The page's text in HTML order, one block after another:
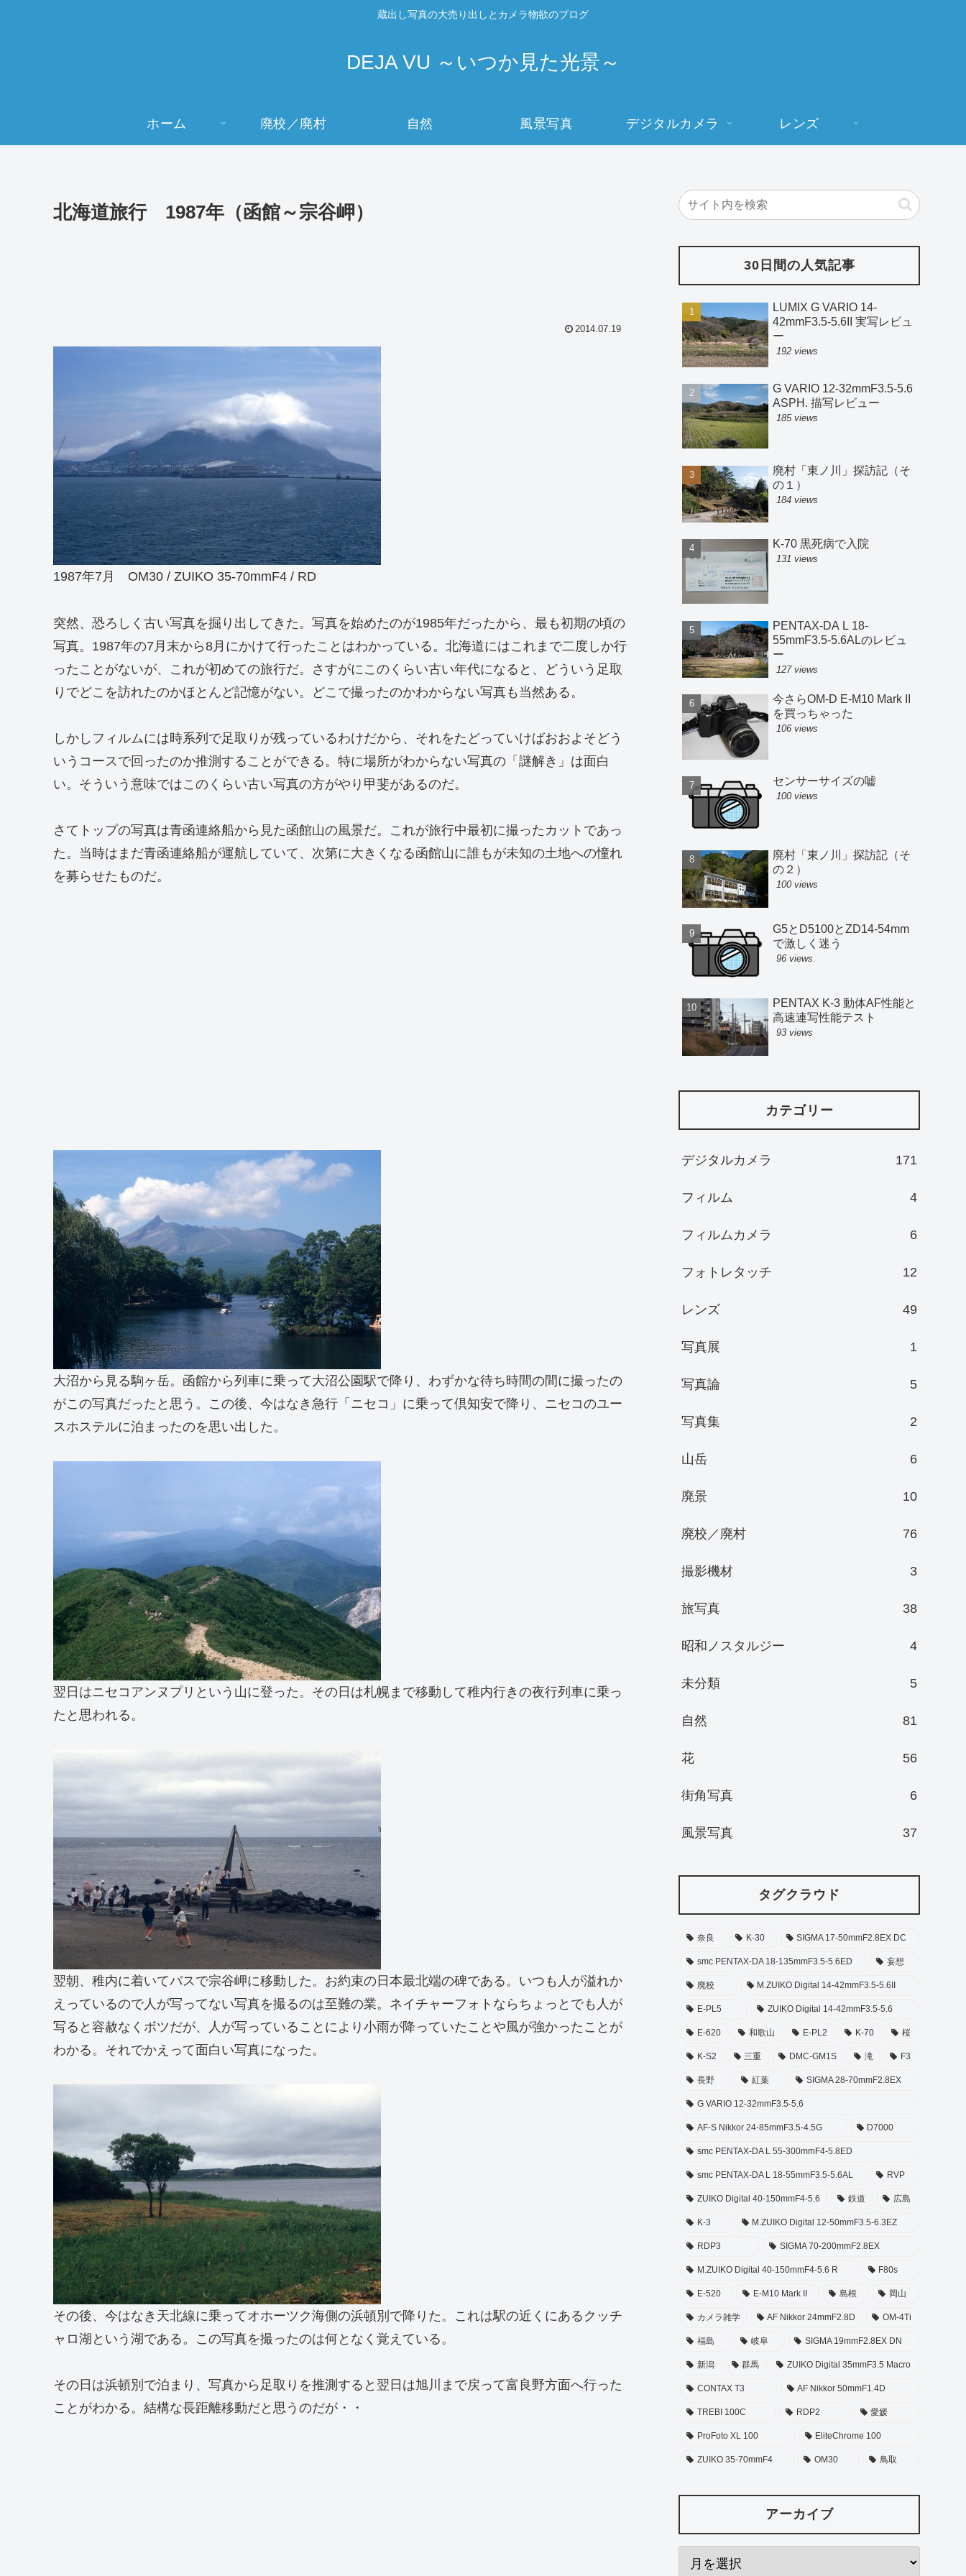
蔵出し写真の大売り出しとカメラ物欲のブログ
DEJA VU ～いつか見た光景～
ホーム 廃校／廃村 自然 風景写真 デジタルカメラ レンズ
北海道旅行 1987年（函館～宗谷岬）
2014.07.19
1987年7月 OM30 / ZUIKO 35-70mmF4 / RD
突然、恐ろしく古い写真を掘り出してきた。写真を始めたのが1985年だったから、最も初期の頃の
写真。1987年の7月末から8月にかけて行ったことはわかっている。北海道にはこれまで二度しか行
ったことがないが、これが初めての旅行だ。さすがにこのくらい古い年代になると、どういう足取
りでどこを訪れたのかほとんど記憶がない。どこで撮ったのかわからない写真も当然ある。
しかしフィルムには時系列で足取りが残っているわけだから、それをたどっていけばおおよそどう
いうコースで回ったのか推測することができる。特に場所がわからない写真の「謎解き」は面白
い。そういう意味ではこのくらい古い写真の方がやり甲斐があるのだ。
さてトップの写真は青函連絡船から見た函館山の風景だ。これが旅行中最初に撮ったカットであっ
た。当時はまだ青函連絡船が運航していて、次第に大きくなる函館山に誰もが未知の土地への憧れ
を募らせたものだ。
大沼から見る駒ヶ岳。函館から列車に乗って大沼公園駅で降り、わずかな待ち時間の間に撮ったの
がこの写真だったと思う。この後、今はなき急行「ニセコ」に乗って倶知安で降り、ニセコのユー
スホステルに泊まったのを思い出した。
翌日はニセコアンヌプリという山に登った。その日は札幌まで移動して稚内行きの夜行列車に乗っ
たと思われる。
翌朝、稚内に着いてバスで宗谷岬に移動した。お約束の日本最北端の碑である。いつも人が溢れか
えっているので人が写ってない写真を撮るのは至難の業。ネイチャーフォトならちょっとでも人が
写ると容赦なくボツだが、人が写っていることにより小雨が降っていたことや風が強かったことが
わかる。それでかえって面白い写真になった。
その後、今はなき天北線に乗ってオホーツク海側の浜頓別で降りた。これは駅の近くにあるクッチ
ャロ湖という湖である。この写真を撮ったのは何となく覚えている。
その日は浜頓別で泊まり、写真から足取りを推測すると翌日は旭川まで戻って富良野方面へ行った
ことがわかる。結構な長距離移動だと思うのだが・・
30日間の人気記事
LUMIX G VARIO 14-
42mmF3.5-5.6II 実写レビュ
ー
192 views
G VARIO 12-32mmF3.5-5.6
ASPH. 描写レビュー
185 views
廃村「東ノ川」探訪記（そ
の１）
184 views
K-70 黒死病で入院
131 views
PENTAX-DA L 18-
55mmF3.5-5.6ALのレビュ
ー
127 views
今さらOM-D E-M10 Mark II
を買っちゃった
106 views
センサーサイズの嘘
100 views
廃村「東ノ川」探訪記（そ
の２）
100 views
G5とD5100とZD14-54mm
で激しく迷う
96 views
PENTAX K-3 動体AF性能と
高速連写性能テスト
93 views
カテゴリー
デジタルカメラ 171
フィルム 4
フィルムカメラ 6
フォトレタッチ 12
レンズ 49
写真展 1
写真論 5
写真集 2
山岳 6
廃景 10
廃校／廃村 76
撮影機材 3
旅写真 38
昭和ノスタルジー 4
未分類 5
自然 81
花 56
街角写真 6
風景写真 37
タグクラウド
奈良 K-30 SIGMA 17-50mmF2.8EX DC
smc PENTAX-DA 18-135mmF3.5-5.6ED 妄想
廃校 M.ZUIKO Digital 14-42mmF3.5-5.6II
E-PL5 ZUIKO Digital 14-42mmF3.5-5.6
E-620 和歌山 E-PL2 K-70 桜
K-S2 三重 DMC-GM1S 滝 F3
長野 紅葉 SIGMA 28-70mmF2.8EX
G VARIO 12-32mmF3.5-5.6
AF-S Nikkor 24-85mmF3.5-4.5G D7000
smc PENTAX-DA L 55-300mmF4-5.8ED
smc PENTAX-DA L 18-55mmF3.5-5.6AL RVP
ZUIKO Digital 40-150mmF4-5.6 鉄道 広島
K-3 M.ZUIKO Digital 12-50mmF3.5-6.3EZ
RDP3 SIGMA 70-200mmF2.8EX
M.ZUIKO Digital 40-150mmF4-5.6 R F80s
E-520 E-M10 Mark II 島根 岡山
カメラ雑学 AF Nikkor 24mmF2.8D OM-4Ti
福島 岐阜 SIGMA 19mmF2.8EX DN
新潟 群馬 ZUIKO Digital 35mmF3.5 Macro
CONTAX T3 AF Nikkor 50mmF1.4D
TREBI 100C RDP2 愛媛
ProFoto XL 100 EliteChrome 100
ZUIKO 35-70mmF4 OM30 鳥取
アーカイブ